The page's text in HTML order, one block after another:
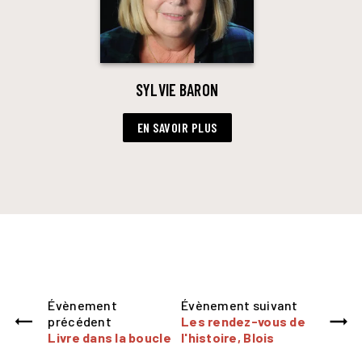
SYLVIE BARON
EN SAVOIR PLUS
Évènement
précédent
Livre dans la boucle
Évènement suivant
Les rendez-vous de
l'histoire, Blois